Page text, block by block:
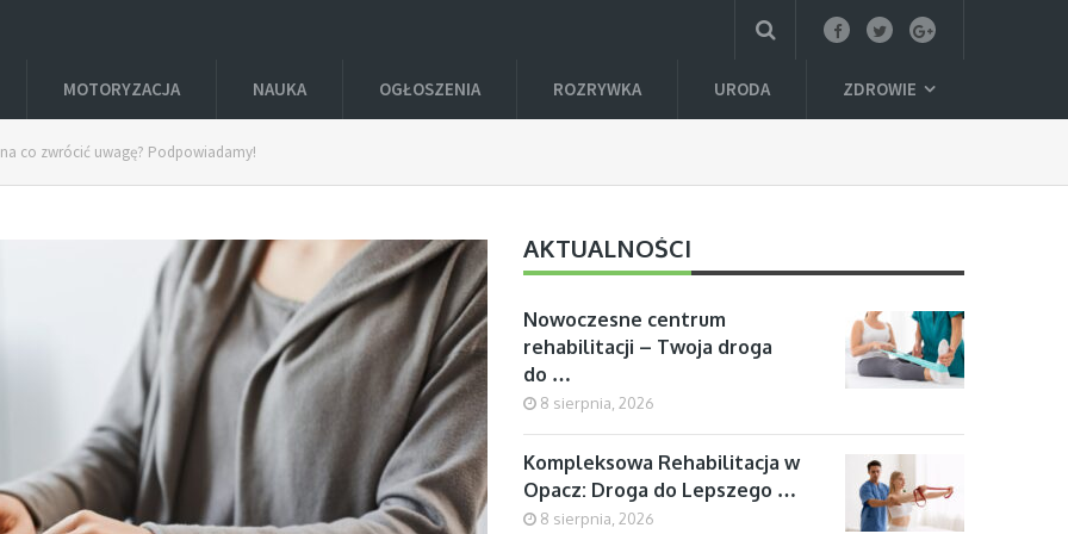
MOTORYZACJA NAUKA OGŁOSZENIA ROZRYWKA URODA ZDROWIE
co zwrócić uwagę? Podpowiadamy!
AKTUALNOŚCI
Nowoczesne centrum
rehabilitacji – Twoja droga
do …
8 sierpnia, 2026
Kompleksowa Rehabilitacja w
Opacz: Droga do Lepszego …
8 sierpnia, 2026